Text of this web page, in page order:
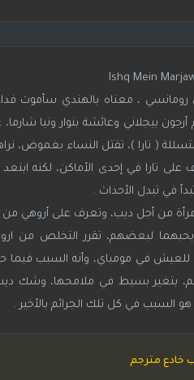
، معناه بالهندي سأموت
تارا في إحدى الأماكن، لكنه
في تبدل الأحداث .
امرأة من أجل ديب، وتعرف على أروهي
في مومباي، وأنه السبب فيما حدث
بتغير بسيط في ملامحها، وشك ديب
السبب في كل تلك الجرائم بالأخير .
مترجم